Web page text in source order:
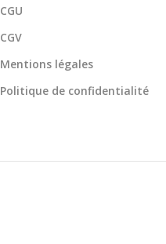
CGU
CGV
Mentions légales
Politique de confidentialité